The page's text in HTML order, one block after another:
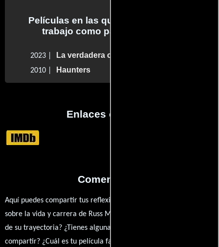
Películas en las que Russ McKamey
trabajo como parte del reparto
2023 | La verdadera casa del terror
2010 | Haunters
Enlaces externos
Comentarios
Aquí puedes compartir tus reflexiones, anécdotas y opiniones
sobre la vida y carrera de Russ McKamey. ¿Qué te ha inspirado
de su trayectoria? ¿Tienes alguna anécdota personal que desees
compartir? ¿Cuál es tu película favorita en la que ha participado?